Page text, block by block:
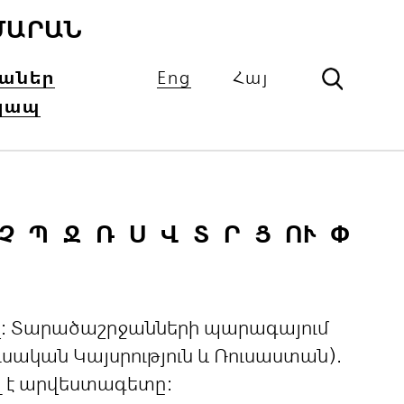
Eng Հայ
Չ Պ Ջ Ռ Ս Վ Տ Ր Ց ՈՒ Փ
Տարածաշրջանների պարագայում
Կայսրություն և Ռուսաստան).
է արվեստագետը: